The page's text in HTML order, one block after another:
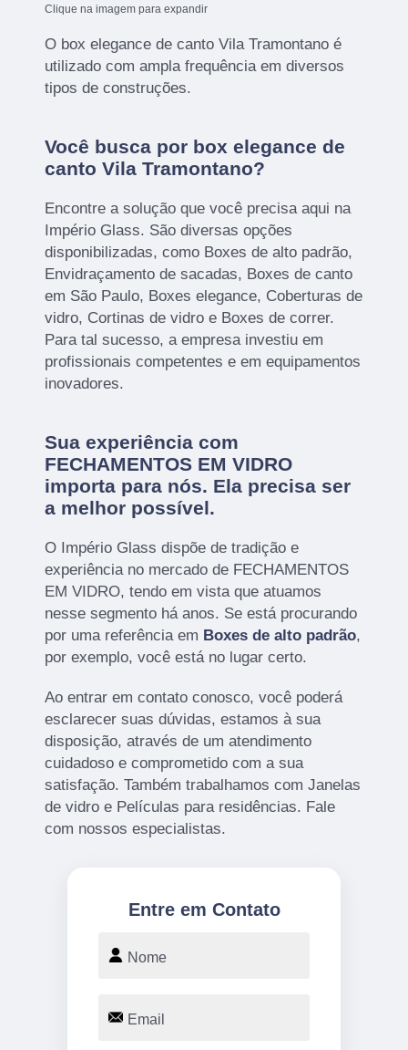
Clique na imagem para expandir
O box elegance de canto Vila Tramontano é
utilizado com ampla frequência em diversos
tipos de construções.
Você busca por box elegance de
canto Vila Tramontano?
Encontre a solução que você precisa aqui na
Império Glass. São diversas opções
disponibilizadas, como Boxes de alto padrão,
Envidraçamento de sacadas, Boxes de canto
em São Paulo, Boxes elegance, Coberturas de
vidro, Cortinas de vidro e Boxes de correr.
Para tal sucesso, a empresa investiu em
profissionais competentes e em equipamentos
inovadores.
Sua experiência com
FECHAMENTOS EM VIDRO
importa para nós. Ela precisa ser
a melhor possível.
O Império Glass dispõe de tradição e
experiência no mercado de FECHAMENTOS
EM VIDRO, tendo em vista que atuamos
nesse segmento há anos. Se está procurando
por uma referência em Boxes de alto padrão,
por exemplo, você está no lugar certo.
Ao entrar em contato conosco, você poderá
esclarecer suas dúvidas, estamos à sua
disposição, através de um atendimento
cuidadoso e comprometido com a sua
satisfação. Também trabalhamos com Janelas
de vidro e Películas para residências. Fale
com nossos especialistas.
Entre em Contato